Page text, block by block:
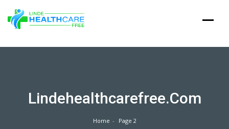
Lindehealthcarefree.com
Home Page 2